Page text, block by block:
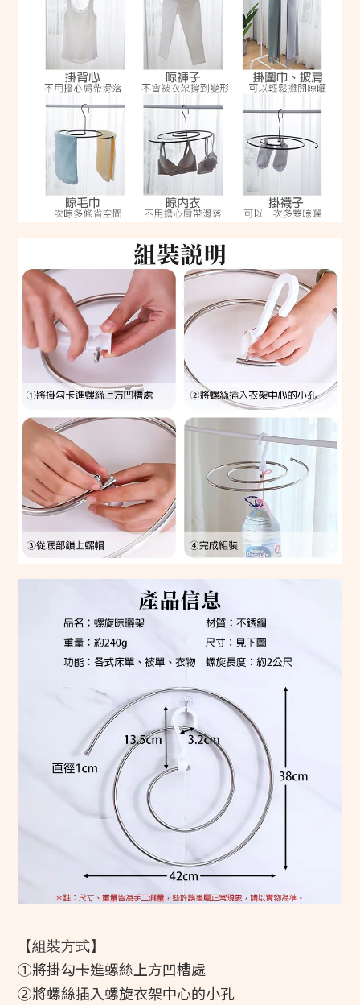
【組裝方式】
①將掛勾卡進螺絲上方凹槽處
②將螺絲插入螺旋衣架中心的小孔